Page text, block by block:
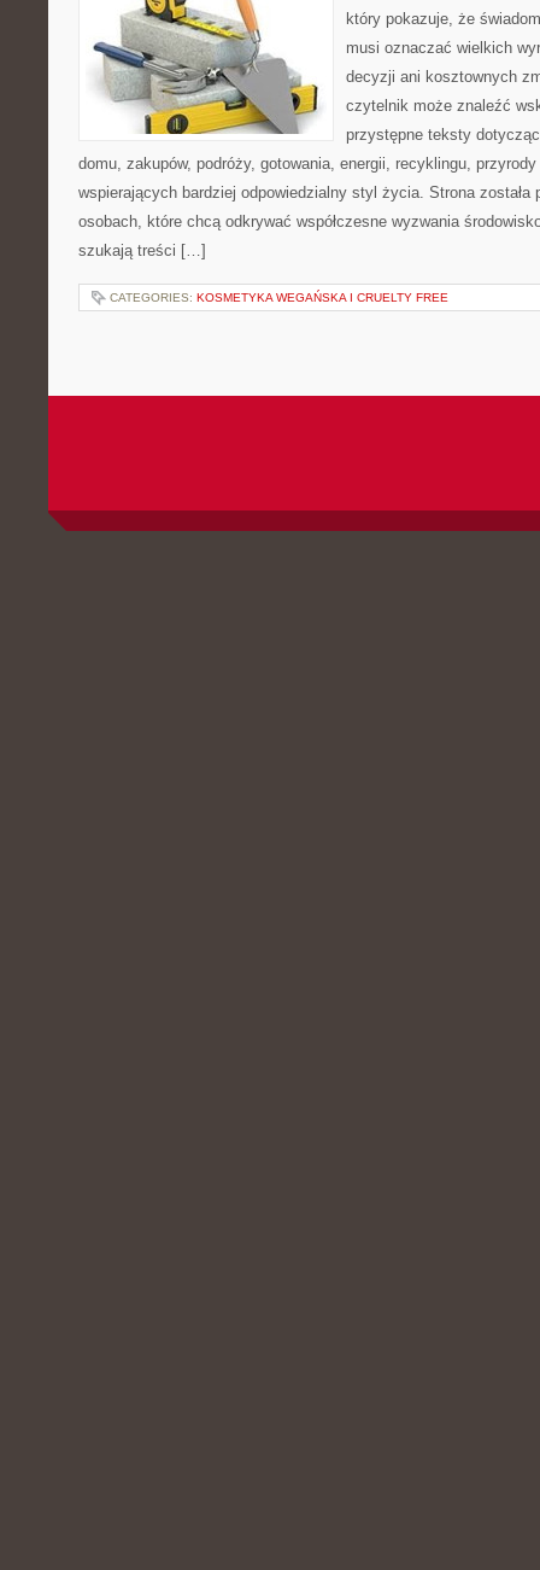
który pokazuje, że
musi oznaczać wielkich
decyzji ani kosztownych
czytelnik może znaleźć
przystępne teksty
domu, zakupów, podróży, gotowania, energii, recyklingu,
wspierających bardziej odpowiedzialny styl życia. Strona została
osobach, które chcą odkrywać współczesne wyzwania
szukają treści […]
CATEGORIES: KOSMETYKA WEGAŃSKA I CRUELTY FREE